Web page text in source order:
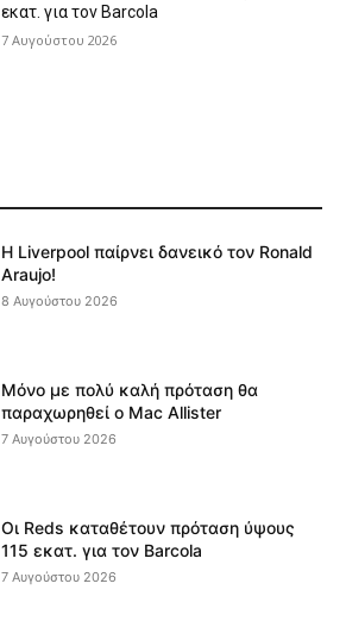
εκατ. για τον Barcola
7 Αυγούστου 2026
Η Liverpool παίρνει δανεικό τον Ronald
Araujo!
8 Αυγούστου 2026
Μόνο με πολύ καλή πρόταση θα
παραχωρηθεί ο Mac Allister
7 Αυγούστου 2026
Οι Reds καταθέτουν πρόταση ύψους
115 εκατ. για τον Barcola
7 Αυγούστου 2026